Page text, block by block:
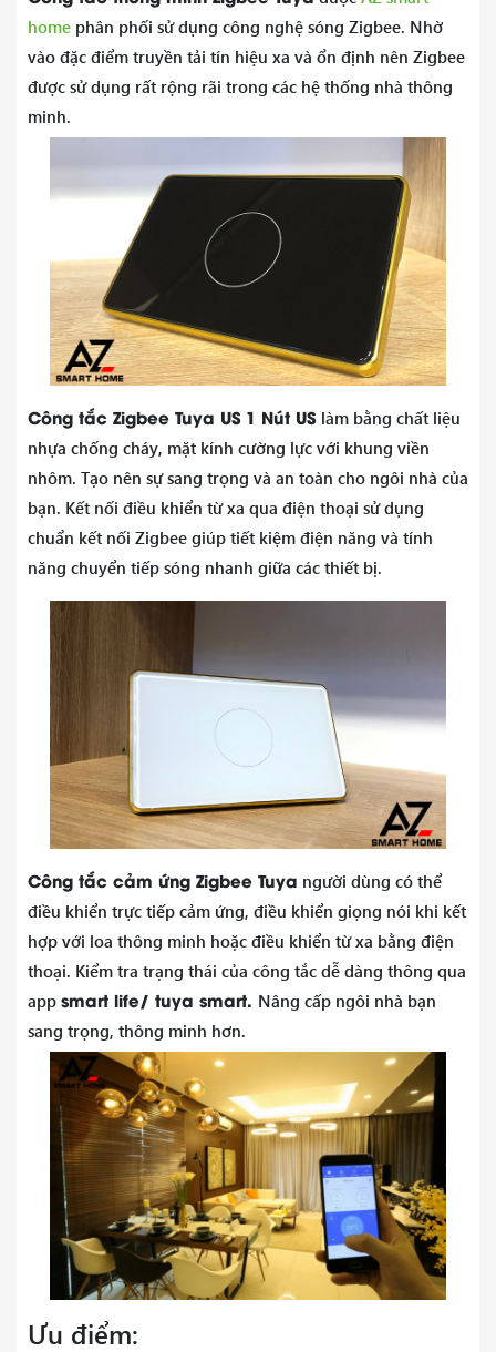
home phân phối sử dụng công nghệ sóng Zigbee. Nhờ
vào đặc điểm truyền tải tín hiệu xa và ổn định nên Zigbee
được sử dụng rất rộng rãi trong các hệ thống nhà thông
minh.
Công tắc Zigbee Tuya US 1 Nút US làm bằng chất liệu
nhựa chống cháy, mặt kính cường lực với khung viền
nhôm. Tạo nên sự sang trọng và an toàn cho ngôi nhà của
bạn. Kết nối điều khiển từ xa qua điện thoại sử dụng
chuẩn kết nối Zigbee giúp tiết kiệm điện năng và tính
năng chuyển tiếp sóng nhanh giữa các thiết bị.
Công tắc cảm ứng Zigbee Tuya người dùng có thể
điều khiển trực tiếp cảm ứng, điều khiển giọng nói khi kết
hợp với loa thông minh hoặc điều khiển từ xa bằng điện
thoại. Kiểm tra trạng thái của công tắc dễ dàng thông qua
app smart life/ tuya smart. Nâng cấp ngôi nhà bạn
sang trọng, thông minh hơn.
Ưu điểm: